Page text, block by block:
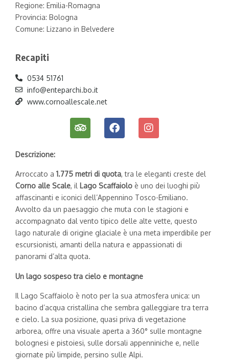
Regione: Emilia-Romagna
Provincia: Bologna
Comune: Lizzano in Belvedere
Recapiti
0534 51761
info@enteparchi.bo.it
www.cornoallescale.net
Descrizione:
Arroccato a 1.775 metri di quota, tra le eleganti creste del
Corno alle Scale, il Lago Scaffaiolo è uno dei luoghi più
affascinanti e iconici dell’Appennino Tosco-Emiliano.
Avvolto da un paesaggio che muta con le stagioni e
accompagnato dal vento tipico delle alte vette, questo
lago naturale di origine glaciale è una meta imperdibile per
escursionisti, amanti della natura e appassionati di
panorami d’alta quota.
Un lago sospeso tra cielo e montagne
Il Lago Scaffaiolo è noto per la sua atmosfera unica: un
bacino d’acqua cristallina che sembra galleggiare tra terra
e cielo. La sua posizione, quasi priva di vegetazione
arborea, offre una visuale aperta a 360° sulle montagne
bolognesi e pistoiesi, sulle dorsali appenniniche e, nelle
giornate più limpide, persino sulle Alpi.